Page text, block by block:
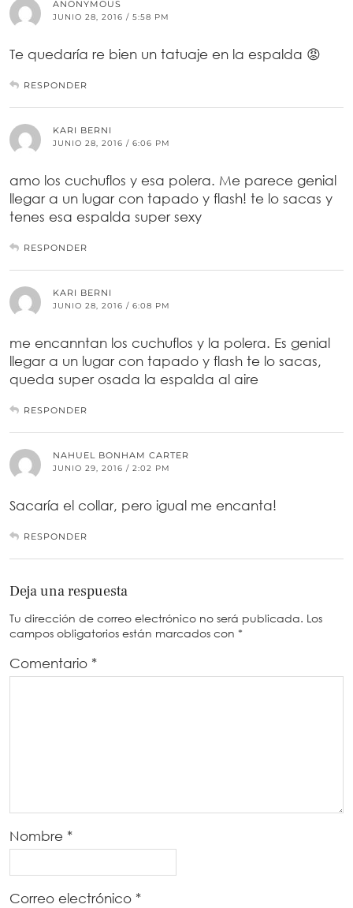
ANONYMOUS
JUNIO 28, 2016 / 5:58 PM
Te quedaría re bien un tatuaje en la espalda 😡
RESPONDER
KARI BERNI
JUNIO 28, 2016 / 6:06 PM
amo los cuchuflos y esa polera. Me parece genial
llegar a un lugar con tapado y flash! te lo sacas y
tenes esa espalda super sexy
RESPONDER
KARI BERNI
JUNIO 28, 2016 / 6:08 PM
me encanntan los cuchuflos y la polera. Es genial
llegar a un lugar con tapado y flash te lo sacas,
queda super osada la espalda al aire
RESPONDER
NAHUEL BONHAM CARTER
JUNIO 29, 2016 / 2:02 PM
Sacaría el collar, pero igual me encanta!
RESPONDER
Deja una respuesta
Tu dirección de correo electrónico no será publicada. Los
campos obligatorios están marcados con *
Comentario *
Nombre *
Correo electrónico *